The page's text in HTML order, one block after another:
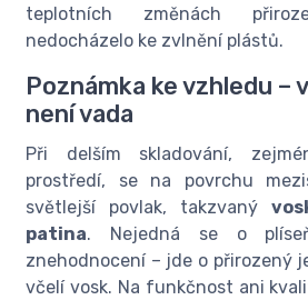
teplotních změnách
nedocházelo ke zvlnění plástů.
Poznámka ke vzhledu –
není vada
Při delším skladování,
prostředí, se na povrchu
světlejší povlak, takzvaný
patina. Nejedná se o
znehodnocení – jde o přirozený
včelí vosk. Na funkčnost ani